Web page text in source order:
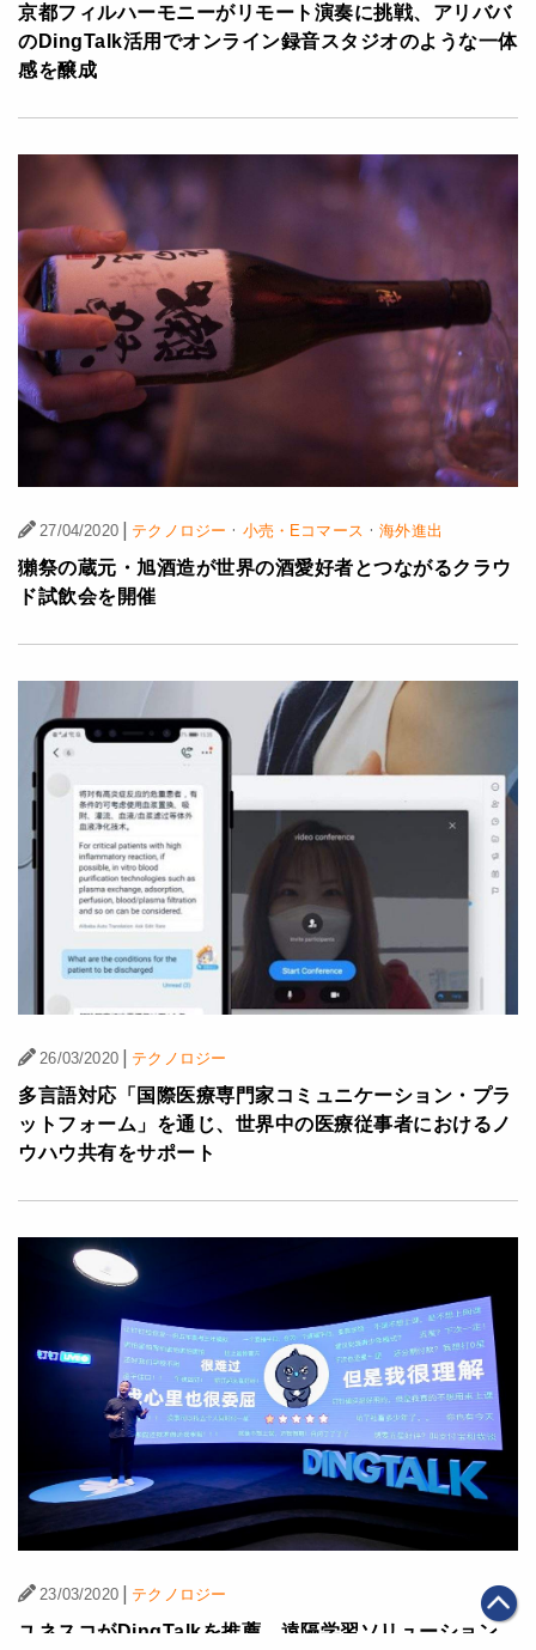
京都フィルハーモニーがリモート演奏に挑戦、アリババ
のDingTalk活用でオンライン録音スタジオのような一体
感を醸成
27/04/2020 | テクノロジー · 小売・Eコマース ·海外進出
獺祭の蔵元・旭酒造が世界の酒愛好者とつながるクラウ
ド試飲会を開催
26/03/2020 | テクノロジー
多言語対応「国際医療専門家コミュニケーション・プラ
ットフォーム」を通じ、世界中の医療従事者におけるノ
ウハウ共有をサポート
23/03/2020 | テクノロジー
ユネスコがDingTalkを推薦、遠隔学習ソリューション